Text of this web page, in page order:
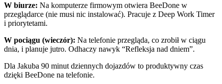
W biurze: Na komputerze firmowym otwiera BeeDone w
przeglądarce (nie musi nic instalować). Pracuje z Deep Work Timer
i priorytetami.
W pociągu (wieczór): Na telefonie przegląda, co zrobił w ciągu
dnia, i planuje jutro. Odhaczy nawyk “Refleksja nad dniem”.
Dla Jakuba 90 minut dziennych dojazdów to produktywny czas
dzięki BeeDone na telefonie.